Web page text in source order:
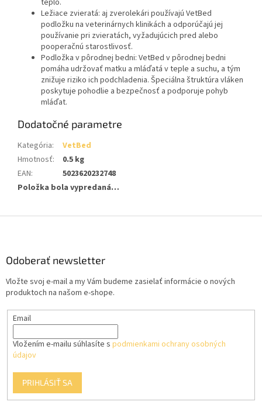
teplo.
Ležiace zvieratá: aj zverolekári používajú VetBed
podložku na veterinárnych klinikách a odporúčajú jej
používanie pri zvieratách, vyžadujúcich pred alebo
pooperačnú starostlivosť.
Podložka v pôrodnej bedni: VetBed v pôrodnej bedni
pomáha udržovať matku a mláďatá v teple a suchu, a tým
znižuje riziko ich podchladenia. Špeciálna štruktúra vláken
poskytuje pohodlie a bezpečnosť a podporuje pohyb
mláďat.
Dodatočné parametre
Kategória:
VetBed
Hmotnosť:
0.5 kg
EAN:
5023620232748
Položka bola vypredaná…
Odoberať newsletter
Vložte svoj e-mail a my Vám budeme zasielať informácie o nových
produktoch na našom e-shope.
Email
Vložením e-mailu súhlasíte s podmienkami ochrany osobných
údajov
PRIHLÁSIŤ SA